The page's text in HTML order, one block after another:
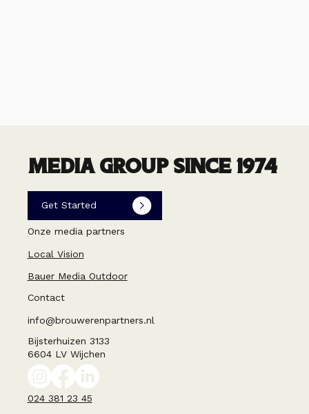
MEDIA GROUP SINCE 1974
Get Started
Onze media partners
Local Vision
Bauer Media Outdoor
Contact
info@brouwerenpartners.nl
Bijsterhuizen 3133
6604 LV Wijchen
024 381 23 45